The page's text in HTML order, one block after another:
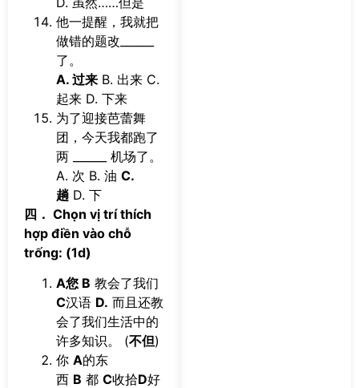
他一提醒，我就把
做错的题改______
了。
A. 过来 B. 出来 C.
起来 D. 下来
为了迎接芭蕾舞
团，今天我都跑了
两 ______ 机场了。
A. 次 B. 油 C.
趟 D. 下
四． Chọn vị trí thích
hợp điền vào chỗ
trống: (1d)
A您 B 教会了我们
C汉语 D. 而且还教
会了我们生活中的
许多知识。 (不但)
你 A的东
西 B 都 C收拾D好